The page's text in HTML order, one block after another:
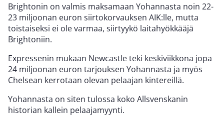
Brightonin on valmis maksamaan Yohannasta noin 22-
23 miljoonan euron siirtokorvauksen AIK:lle, mutta
toistaiseksi ei ole varmaa, siirtyykö laitahyökkääjä
Brightoniin.
Expressenin mukaan Newcastle teki keskiviikkona jopa
24 miljoonan euron tarjouksen Yohannasta ja myös
Chelsean kerrotaan olevan pelaajan kintereillä.
Yohannasta on siten tulossa koko Allsvenskanin
historian kallein pelaajamyynti.